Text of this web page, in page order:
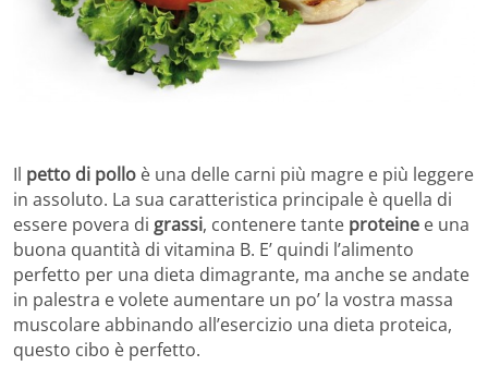
Il petto di pollo è una delle carni più magre e più leggere
in assoluto. La sua caratteristica principale è quella di
essere povera di grassi, contenere tante proteine e una
buona quantità di vitamina B. E’ quindi l’alimento
perfetto per una dieta dimagrante, ma anche se andate
in palestra e volete aumentare un po’ la vostra massa
muscolare abbinando all’esercizio una dieta proteica,
questo cibo è perfetto.